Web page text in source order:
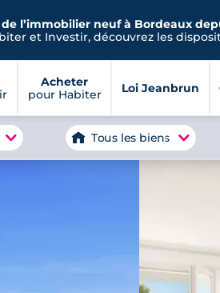
l’immobilier neuf à Bordeaux
et Investir, découvrez les
Acheter
pour Habiter
Loi Jeanbrun
Tous les biens